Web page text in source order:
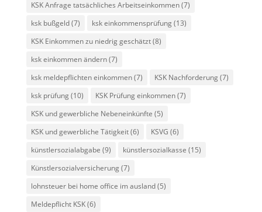
KSK Anfrage tatsächliches Arbeitseinkommen(7)
ksk bußgeld(7) ksk einkommensprüfung(13)
KSK Einkommen zu niedrig geschätzt(8)
ksk einkommen ändern(7)
ksk meldepflichten einkommen(7) KSK Nachforderung(7)
ksk prüfung(10) KSK Prüfung einkommen(7)
KSK und gewerbliche Nebeneinkünfte (5)
KSK und gewerbliche Tätigkeit(6) KSVG (6)
künstlersozialabgabe (9) künstlersozialkasse (15)
Künstlersozialversicherung(7)
lohnsteuer bei home office im ausland(5)
Meldepflicht KSK(6)